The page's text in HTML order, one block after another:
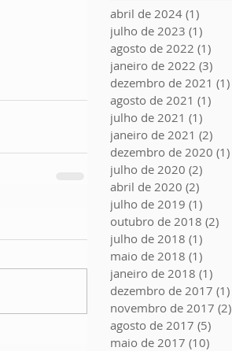
abril de 2024 (1)
julho de 2023 (1)
agosto de 2022 (1)
janeiro de 2022 (3)
dezembro de 2021 (1)
agosto de 2021 (1)
julho de 2021 (1)
janeiro de 2021 (2)
dezembro de 2020 (1)
julho de 2020 (2)
abril de 2020 (2)
julho de 2019 (1)
outubro de 2018 (2)
julho de 2018 (1)
maio de 2018 (1)
janeiro de 2018 (1)
dezembro de 2017 (1)
novembro de 2017 (2)
agosto de 2017 (5)
maio de 2017 (10)